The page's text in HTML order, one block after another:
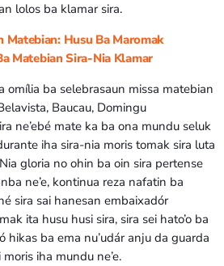
9:00 AM
- 10:00 AM
lolos ba klamar sira.
Matebian: Husu Ba Maromak
Matebian Sira-Nia Klamar
omília ba selebrasaun missa matebian
Baucau, Domingu
ne’ebé mate ka ba ona mundu seluk
iha sira-nia moris tomak sira luta
gloria no ohin ba oin sira pertense
ne’e, kontinua reza nafatin ba
sira sai hanesan embaixadór
ita husu husi sira, sira sei hato’o ba
hikas ba ema nu’udár anju da guarda
iha mundu ne’e.